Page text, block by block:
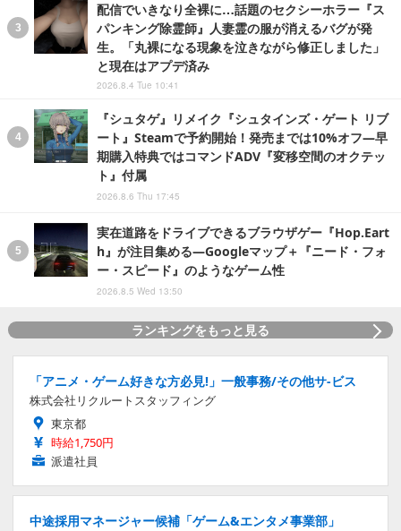
配信でいきなり全裸に…話題のセクシーホラー『ス
パンキング除霊師』人妻霊の服が消えるバグが発
生。「丸裸になる現象を泣きながら修正しました」
と現在はアプデ済み
2026.8.4 Tue 10:41
『シュタゲ』リメイク『シュタインズ・ゲート リブ
ート』Steamで予約開始！発売までは10%オフ―早
期購入特典ではコマンドADV『変移空間のオクテッ
ト』付属
2026.8.6 Thu 17:45
実在道路をドライブできるブラウザゲー『Hop.Eart
h』が注目集める―Googleマップ＋『ニード・フォ
ー・スピード』のようなゲーム性
2026.8.5 Wed 13:50
ランキングをもっと見る
「アニメ・ゲーム好きな方必見!」一般事務/その他サ-ビス
株式会社リクルートスタッフィング
東京都
時給1,750円
派遣社員
中途採用マネージャー候補「ゲーム&エンタメ事業部」